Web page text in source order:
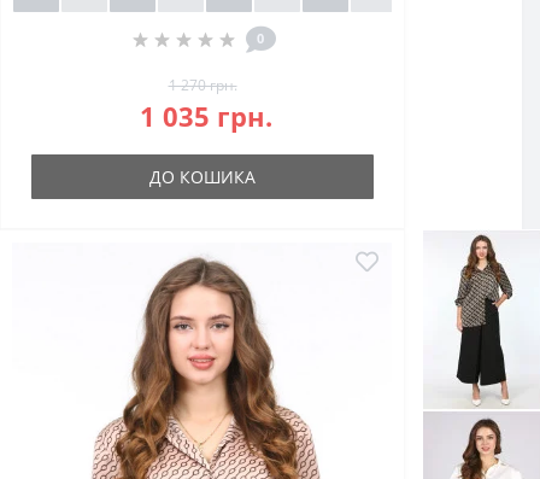
0
1 270 грн.
1 035 грн.
ДО КОШИКА